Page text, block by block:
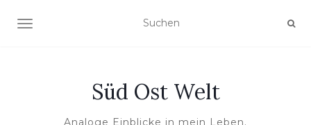
NAVIGATION UMSCHALTEN
Süd Ost Welt
Analoge Einblicke in mein Leben.